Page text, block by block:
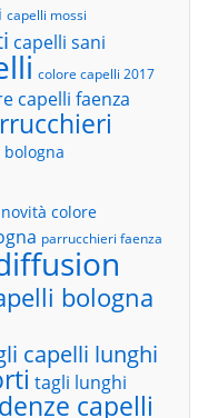
capelli mossi
capelli sani
colore capelli 2017
capelli faenza
novità colore
parrucchieri faenza
bologna
capelli lunghi
tagli lunghi
capelli